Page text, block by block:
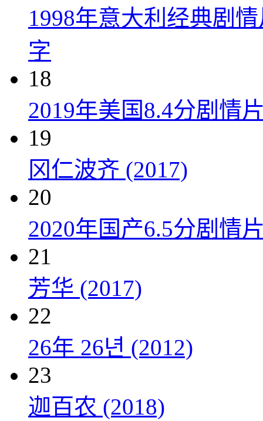
1998年意大利经典剧
字
18
2019年美国8.4分剧情
19
冈仁波齐 (2017)
20
2020年国产6.5分剧情
21
芳华 (2017)
22
26年 26년 (2012)
23
迦百农 (2018)